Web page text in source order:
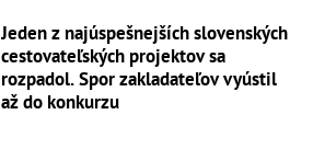
Jeden z najúspešnejších slovenských
cestovateľských projektov sa
rozpadol. Spor zakladateľov vyústil
až do konkurzu